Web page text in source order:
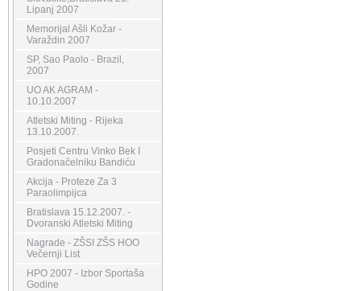
Lipanj 2007
Memorijal Ašli Kožar -
Varaždin 2007
SP, Sao Paolo - Brazil,
2007
UO AK AGRAM -
10.10.2007
Atletski Miting - Rijeka
13.10.2007.
Posjeti Centru Vinko Bek I
Gradonačelniku Bandiću
Akcija - Proteze Za 3
Paraolimpijca
Bratislava 15.12.2007. -
Dvoranski Atletski Miting
Nagrade - ZŠSI ZŠS HOO
Večernji List
HPO 2007 - Izbor Sportaša
Godine